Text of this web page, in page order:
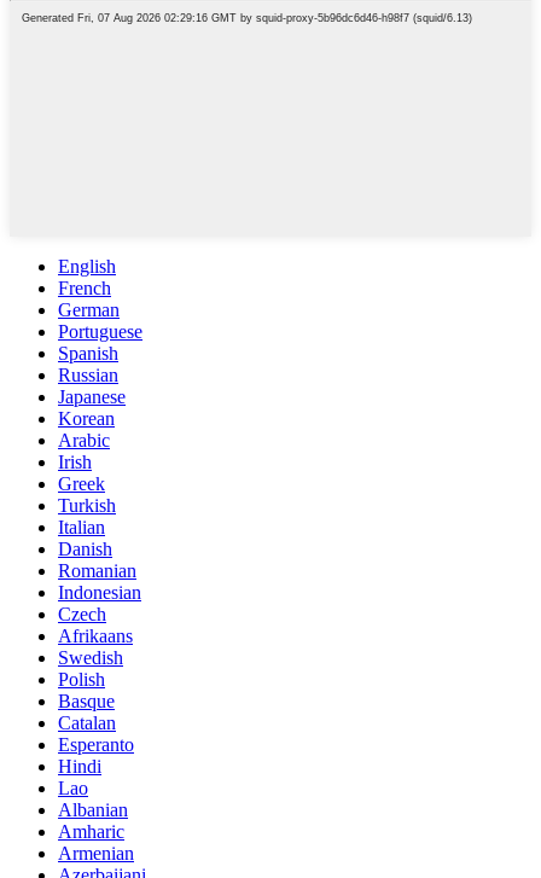
English
French
German
Portuguese
Spanish
Russian
Japanese
Korean
Arabic
Irish
Greek
Turkish
Italian
Danish
Romanian
Indonesian
Czech
Afrikaans
Swedish
Polish
Basque
Catalan
Esperanto
Hindi
Lao
Albanian
Amharic
Armenian